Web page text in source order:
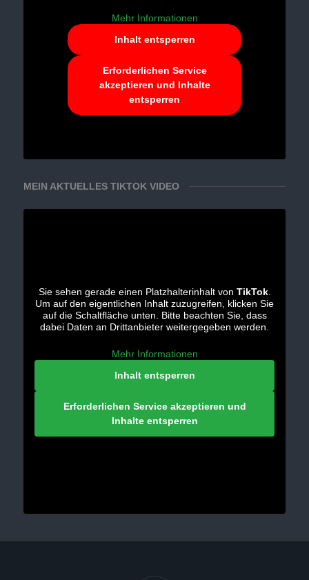
Mehr Informationen
Inhalt entsperren
Erforderlichen Service
akzeptieren und Inhalte
entsperren
MEIN AKTUELLES TIKTOK VIDEO
Sie sehen gerade einen Platzhalterinhalt von TikTok.
Um auf den eigentlichen Inhalt zuzugreifen, klicken Sie
auf die Schaltfläche unten. Bitte beachten Sie, dass
dabei Daten an Drittanbieter weitergegeben werden.
Mehr Informationen
Inhalt entsperren
Erforderlichen Service akzeptieren und
Inhalte entsperren